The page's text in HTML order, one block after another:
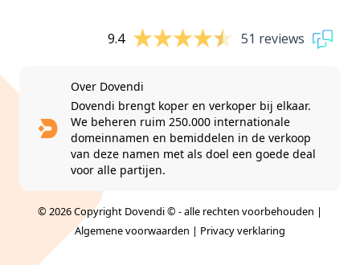
9.4 51 reviews
Over Dovendi
Dovendi brengt koper en verkoper bij elkaar.
We beheren ruim 250.000 internationale
domeinnamen en bemiddelen in de verkoop
van deze namen met als doel een goede deal
voor alle partijen.
© 2026 Copyright Dovendi © - alle rechten voorbehouden |
Algemene voorwaarden | Privacy verklaring